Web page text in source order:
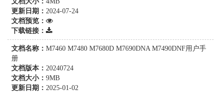
更新日期： 2024-07-24
文档预览：
下载链接：
文档名称： M7460 M7480 M7680D M7690DNA M7490DNF用户手
册
文档版本： 20240724
文档大小： 9MB
更新日期： 2025-01-02